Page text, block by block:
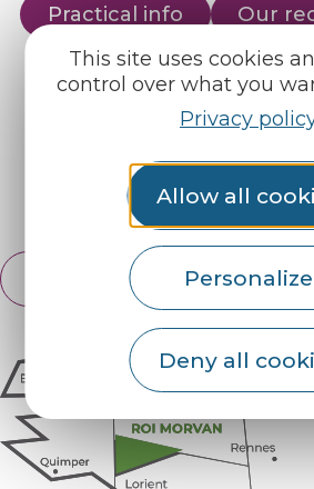
This site uses cookies
control over what you
Privacy
Allow all
Personalize
Deny all
Practical info
Our
Our brochures
Espace pro
English
Français